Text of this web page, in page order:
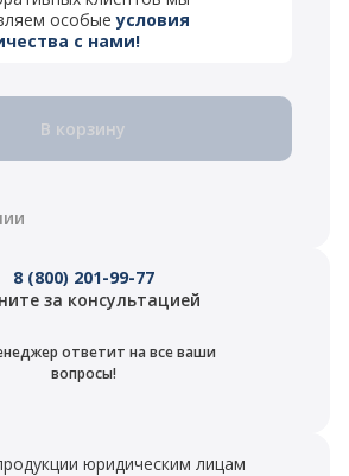
особыеусловия
с нами!
В корзину
8 (800) 201-99-77
за консультацией
ответит на все ваши
вопросы!
юридическим лицам